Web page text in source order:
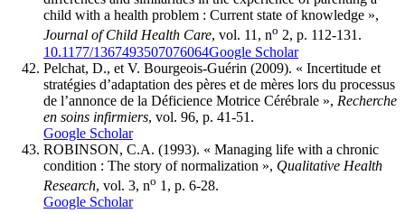
child with a health problem : Current state of knowledge »,
Journal of Child Health Care, vol. 11, no 2, p. 112-131.
10.1177/1367493507076064Google Scholar
Pelchat, D., et V. Bourgeois-Guérin (2009). « Incertitude et
stratégies d’adaptation des pères et de mères lors du processus
de l’annonce de la Déficience Motrice Cérébrale », Recherche
en soins infirmiers, vol. 96, p. 41-51.
Google Scholar
ROBINSON, C.A. (1993). « Managing life with a chronic
condition : The story of normalization », Qualitative Health
Research, vol. 3, no 1, p. 6-28.
Google Scholar